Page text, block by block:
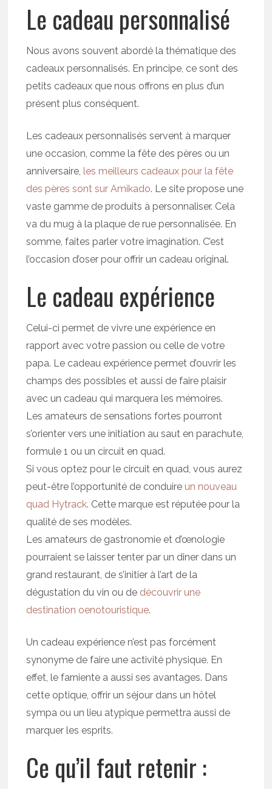
Le cadeau personnalisé
Nous avons souvent abordé la thématique des
cadeaux personnalisés. En principe, ce sont des
petits cadeaux que nous offrons en plus d’un
présent plus conséquent.
Les cadeaux personnalisés servent à marquer
une occasion, comme la fête des pères ou un
anniversaire, les meilleurs cadeaux pour la fête
des pères sont sur Amikado. Le site propose une
vaste gamme de produits à personnaliser. Cela
va du mug à la plaque de rue personnalisée. En
somme, faites parler votre imagination. C’est
l’occasion d’oser pour offrir un cadeau original.
Le cadeau expérience
Celui-ci permet de vivre une expérience en
rapport avec votre passion ou celle de votre
papa. Le cadeau expérience permet d’ouvrir les
champs des possibles et aussi de faire plaisir
avec un cadeau qui marquera les mémoires.
Les amateurs de sensations fortes pourront
s’orienter vers une initiation au saut en parachute,
formule 1 ou un circuit en quad.
Si vous optez pour le circuit en quad, vous aurez
peut-être l’opportunité de conduire un nouveau
quad Hytrack. Cette marque est réputée pour la
qualité de ses modèles.
Les amateurs de gastronomie et d’œnologie
pourraient se laisser tenter par un diner dans un
grand restaurant, de s’initier à l’art de la
dégustation du vin ou de découvrir une
destination oenotouristique.
Un cadeau expérience n’est pas forcément
synonyme de faire une activité physique. En
effet, le farniente a aussi ses avantages. Dans
cette optique, offrir un séjour dans un hôtel
sympa ou un lieu atypique permettra aussi de
marquer les esprits.
Ce qu’il faut retenir :